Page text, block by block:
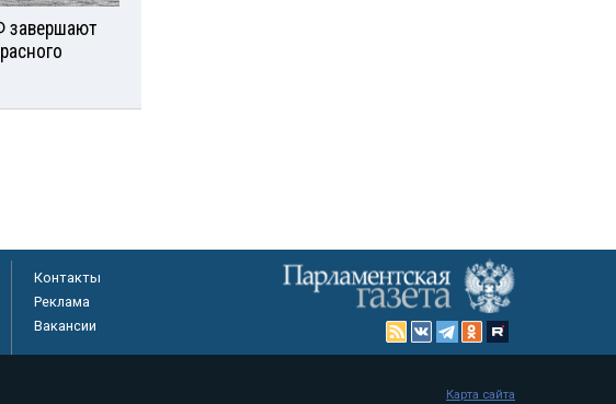
завершают
Контакты
Реклама
Вакансии
Карта сайта